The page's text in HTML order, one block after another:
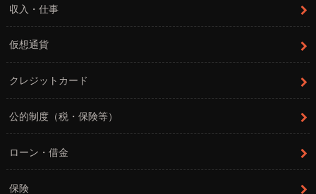
収入・仕事
仮想通貨
クレジットカード
公的制度（税・保険等）
ローン・借金
保険